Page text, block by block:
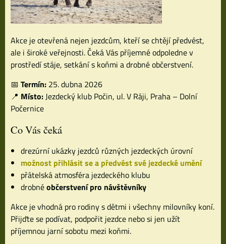
Akce je otevřená nejen jezdcům, kteří se chtějí předvést,
ale i široké veřejnosti. Čeká Vás příjemné odpoledne v
prostředí stáje, setkání s koňmi a drobné občerstvení.
📅 Termín: 25. dubna 2026
📍 Místo:Jezdecký klub Počin, ul. V Ráji, Praha – Dolní
Počernice
Co Vás čeká
drezúrní ukázky jezdců různých jezdeckých úrovní
možnost přihlásit se a předvést své jezdecké umění
přátelská atmosféra jezdeckého klubu
drobnéobčerstvení pro návštěvníky
Akce je vhodná pro rodiny s dětmi i všechny milovníky koní.
Přijďte se podívat, podpořit jezdce nebo si jen užít
příjemnou jarní sobotu mezi koňmi.